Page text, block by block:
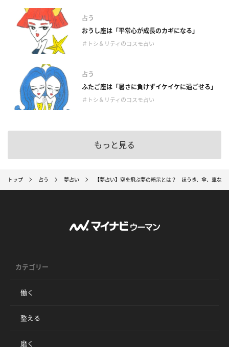
占う
おうし座は「平常心が成長のカギになる」
＃トシ＆リティのコスモ占い
占う
ふたご座は「暑さに負けずイケイケに過ごせる」
＃トシ＆リティのコスモ占い
もっと見る
トップ 占う 夢占い 【夢占い】空を飛ぶ夢の暗示とは？ ほうき、傘、車など
カテゴリー
働く
整える
磨く